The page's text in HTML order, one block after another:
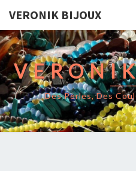
VERONIK BIJOUX
Des Perles, Des